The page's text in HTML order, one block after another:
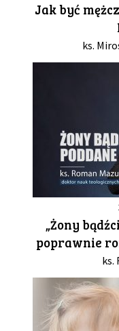
Jak być
ks.
„Żony
poprawnie
ks.